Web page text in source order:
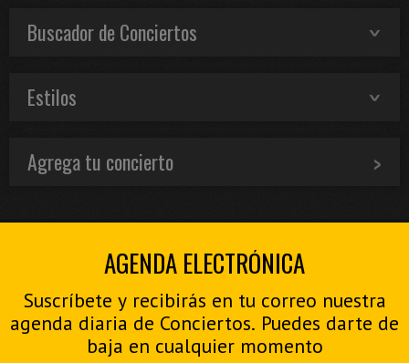
Buscador de Conciertos
Estilos
Agrega tu concierto
AGENDA ELECTRÓNICA
Suscríbete y recibirás en tu correo nuestra
agenda diaria de Conciertos. Puedes darte de
baja en cualquier momento